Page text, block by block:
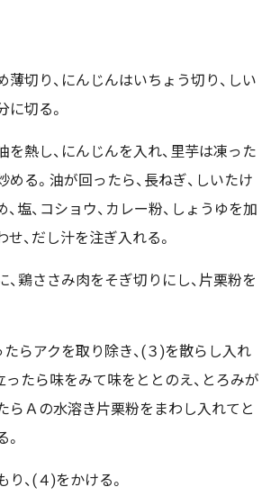
薄切り、にんじんはいちょう切り、しい
に切る。
を熱し、にんじんを入れ、里芋は凍った
める。油が回ったら、長ねぎ、しいたけ
塩、コショウ、カレー粉、しょうゆを加
せ、だし汁を注ぎ入れる。
、鶏ささみ肉をそぎ切りにし、片栗粉を
らアクを取り除き、(３)を散らし入れ
ったら味をみて味をととのえ、とろみが
らＡの水溶き片栗粉をまわし入れてと
、(４)をかける。